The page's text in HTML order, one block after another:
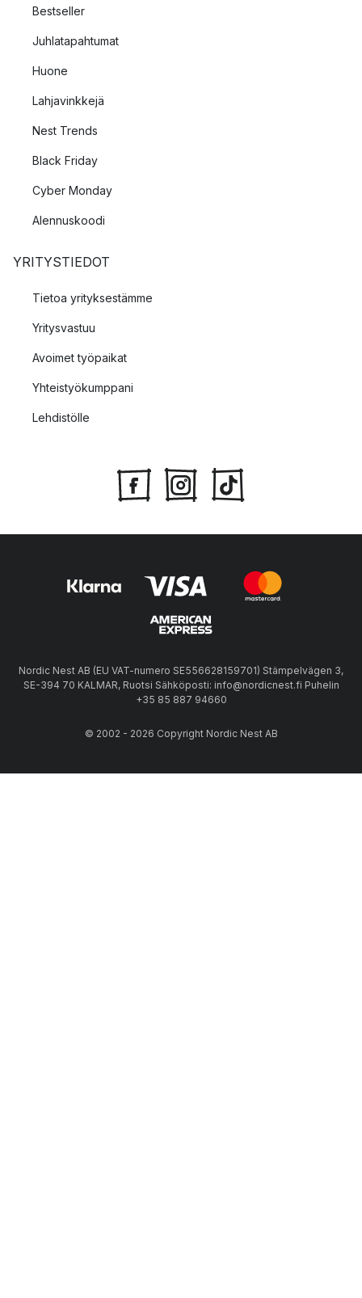
Bestseller
Juhlatapahtumat
Huone
Lahjavinkkejä
Nest Trends
Black Friday
Cyber Monday
Alennuskoodi
YRITYSTIEDOT
Tietoa yrityksestämme
Yritysvastuu
Avoimet työpaikat
Yhteistyökumppani
Lehdistölle
Nordic Nest AB (EU VAT-numero SE556628159701) Stämpelvägen 3,
SE-394 70 KALMAR, Ruotsi Sähköposti: info@nordicnest.fi Puhelin
+35 85 887 94660
© 2002 - 2026 Copyright Nordic Nest AB